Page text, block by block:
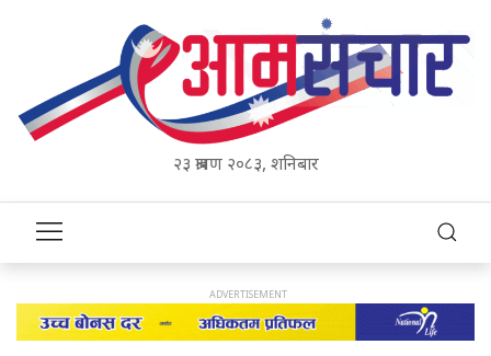
२३ श्रावण २०८३, शनिबार